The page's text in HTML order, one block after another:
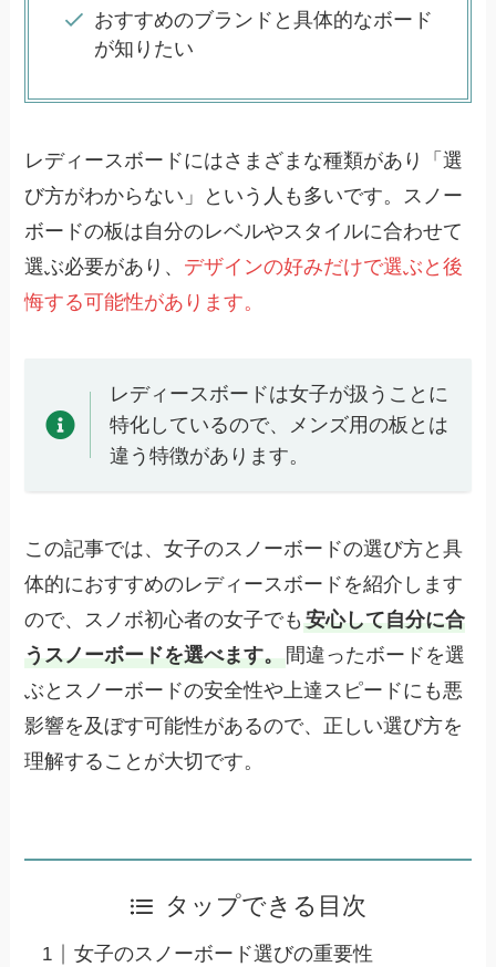
おすすめのブランドと具体的なボード
が知りたい
レディースボードにはさまざまな種類があり「選
び方がわからない」という人も多いです。スノー
ボードの板は自分のレベルやスタイルに合わせて
選ぶ必要があり、 デザインの好みだけで選ぶと後
悔する可能性があります。
レディースボードは女子が扱うことに
特化しているので、メンズ用の板とは
違う特徴があります。
この記事では、女子のスノーボードの選び方と具
体的におすすめのレディースボードを紹介します
ので、スノボ初心者の女子でも 安心して自分に合
うスノーボードを選べます。
間違ったボードを選
ぶとスノーボードの安全性や上達スピードにも悪
影響を及ぼす可能性があるので、正しい選び方を
理解することが大切です。
タップできる目次
女子のスノーボード選びの重要性